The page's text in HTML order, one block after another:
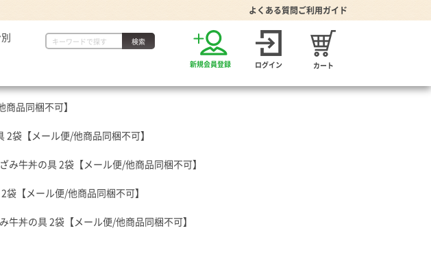
よくある質問ご利用ガイド
漬物・薬味 お得な定期便
とん汁
の方へ
に
ット商品
におすすめ
新規会員登録 ログイン カート
品同梱不可】
2袋【メール便/他商品同梱不可】
み牛丼の具 2袋【メール便/他商品同梱不可】
袋【メール便/他商品同梱不可】
牛丼の具 2袋【メール便/他商品同梱不可】